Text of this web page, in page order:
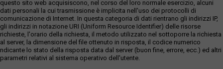
questo sito web acquisiscono, nel corso del loro normale esercizio, alcuni
dati personali la cui trasmissione è implicita nell'uso dei protocolli di
comunicazione di Internet. In questa categoria di dati rientrano gli indirizzi IP,
gli indirizzi in notazione URI (Uniform Resource Identifier) delle risorse
richieste, l'orario della richiesta, il metodo utilizzato nel sottoporre la richiesta
al server, la dimensione del file ottenuto in risposta, il codice numerico
ndicante lo stato della risposta data dal server (buon fine, errore, ecc.) ed altri
parametri relativi al sistema operativo dell'utente.